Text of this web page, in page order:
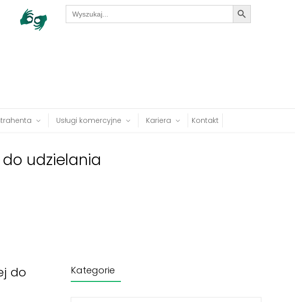
Search
for:
Search Button
Usługi komercyjne Kariera Kontakt
udzielania
do
Kategorie